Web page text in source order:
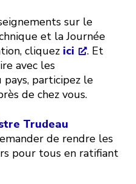
sur le
et la Journée
cliquez ici
. Et
avec les
participez le
de chez vous.
Trudeau
de rendre les
pour tous en ratifiant